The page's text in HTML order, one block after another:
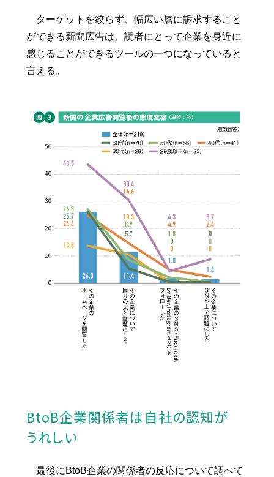
ターゲットを絞らず、幅広い層に訴求すること
ができる新聞広告は、読者にとって企業を身近に
感じることができるツールの一つになっていると
言える。
BtoB企業関係者は自社の認知が
うれしい
最後にBtoB企業の関係者の反応について調べて